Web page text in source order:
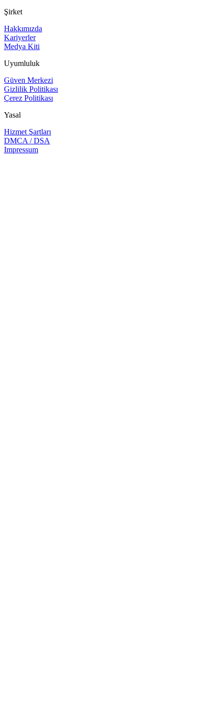
Şirket
Hakkımızda
Kariyerler
Medya Kiti
Uyumluluk
Güven Merkezi
Gizlilik Politikası
Çerez Politikası
Yasal
Hizmet Şartları
DMCA / DSA
Impressum